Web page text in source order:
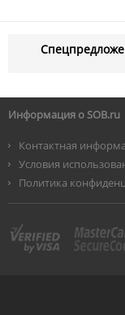
Информация о SOB.ru
Контактная
Условия
Политика